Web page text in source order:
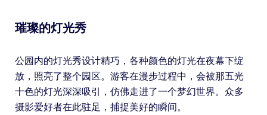
璀璨的灯光秀
公园内的灯光秀设计精巧，各种颜色的灯光在夜幕下绽
放，照亮了整个园区。游客在漫步过程中，会被那五光
十色的灯光深深吸引，仿佛走进了一个梦幻世界。众多
摄影爱好者在此驻足，捕捉美好的瞬间。